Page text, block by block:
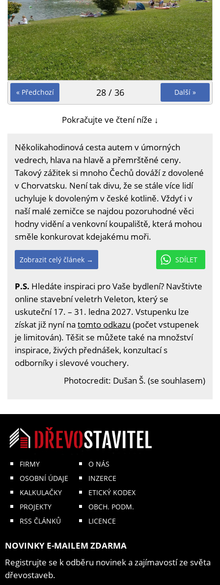
« Předchozí Další »
28 / 36
Pokračujte ve čtení níže ↓
Několikahodinová cesta autem v úmorných
vedrech, hlava na hlavě a přemrštěné ceny.
Takový zážitek si mnoho Čechů dováží z dovolené
v Chorvatsku. Není tak divu, že se stále více lidí
uchyluje k dovoleným v české kotlině. Vždyť i v
naší malé zemičce se najdou pozoruhodné věci
hodny vidění a venkovní koupaliště, která mohou
směle konkurovat kdejakému moři.
SDÍLET
Zobrazit celý článek →
P.S. Hledáte inspiraci pro Vaše bydlení? Navštivte
online stavební veletrh Veleton, který se
uskuteční 17. – 31. ledna 2027. Vstupenku lze
získat již nyní na tomto odkazu (počet vstupenek
je limitován). Těšit se můžete také na množství
inspirace, živých přednášek, konzultací s
odborníky i slevové vouchery.
Photocredit: Dušan Š. (se souhlasem)
FIRMY
OSOBNÍ ÚDAJE
KALKULAČKY
PROJEKTY
RSS ČLÁNKŮ
O NÁS
INZERCE
ETICKÝ KODEX
OBCH. PODM.
LICENCE
NOVINKY E-MAILEM ZDARMA
Registrujte se k odběru novinek a zajímavostí ze světa
dřevostaveb.